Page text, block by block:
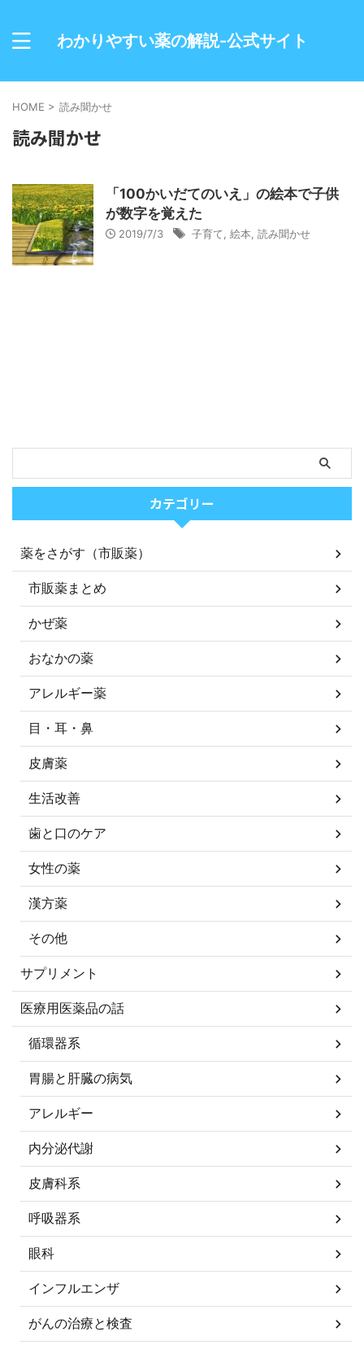
わかりやすい薬の解説-公式サイト
HOME > 読み聞かせ
読み聞かせ
「100かいだてのいえ」の絵本で子供
が数字を覚えた
2019/7/3 子育て 絵本 読み聞かせ
カテゴリー
薬をさがす（市販薬）
市販薬まとめ
かぜ薬
おなかの薬
アレルギー薬
目・耳・鼻
皮膚薬
生活改善
歯と口のケア
女性の薬
漢方薬
その他
サプリメント
医療用医薬品の話
循環器系
胃腸と肝臓の病気
アレルギー
内分泌代謝
皮膚科系
呼吸器系
眼科
インフルエンザ
がんの治療と検査